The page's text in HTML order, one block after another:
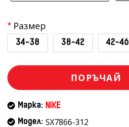
Размер
34-38 38-42 42-46
ПОРЪЧАЙ
Марка: NIKE
Модел: SX7866-312